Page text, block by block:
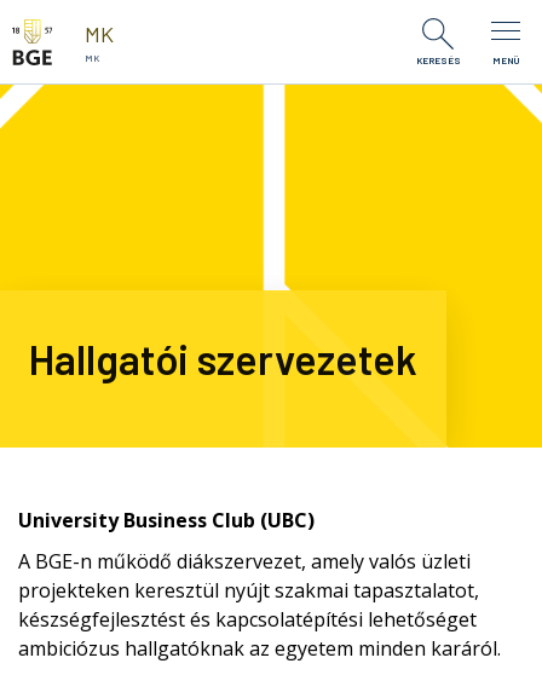
Ugrás a tartalomra
MK
MK KERESÉS MENÜ
Hallgatói szervezetek
University Business Club (UBC)
A BGE-n működő diákszervezet, amely valós üzleti
projekteken keresztül nyújt szakmai tapasztalatot,
készségfejlesztést és kapcsolatépítési lehetőséget
ambiciózus hallgatóknak az egyetem minden karáról.